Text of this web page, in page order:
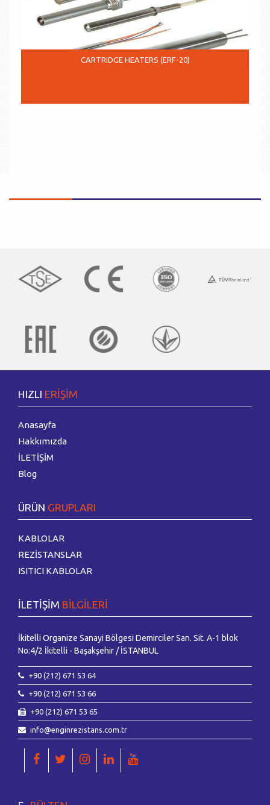
CARTRIDGE HEATERS (ERF-20)
HIZLI ERİŞİM
Anasayfa
Hakkımızda
İLETİŞİM
Blog
ÜRÜN GRUPLARI
KABLOLAR
REZİSTANSLAR
ISITICI KABLOLAR
İLETİŞİM BİLGİLERİ
İkitelli Organize Sanayi Bölgesi Demirciler San. Sit. A-1 blok
No:4/2 İkitelli - Başakşehir / İSTANBUL
+90 (212) 671 53 64
+90 (212) 671 53 66
+90 (212) 671 53 65
info@enginrezistans.com.tr